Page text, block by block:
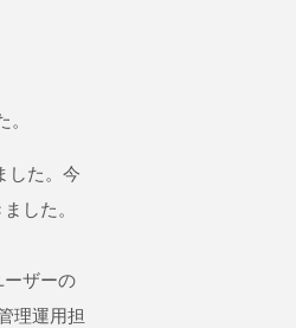
した。今
した。
ザーの
理運用担